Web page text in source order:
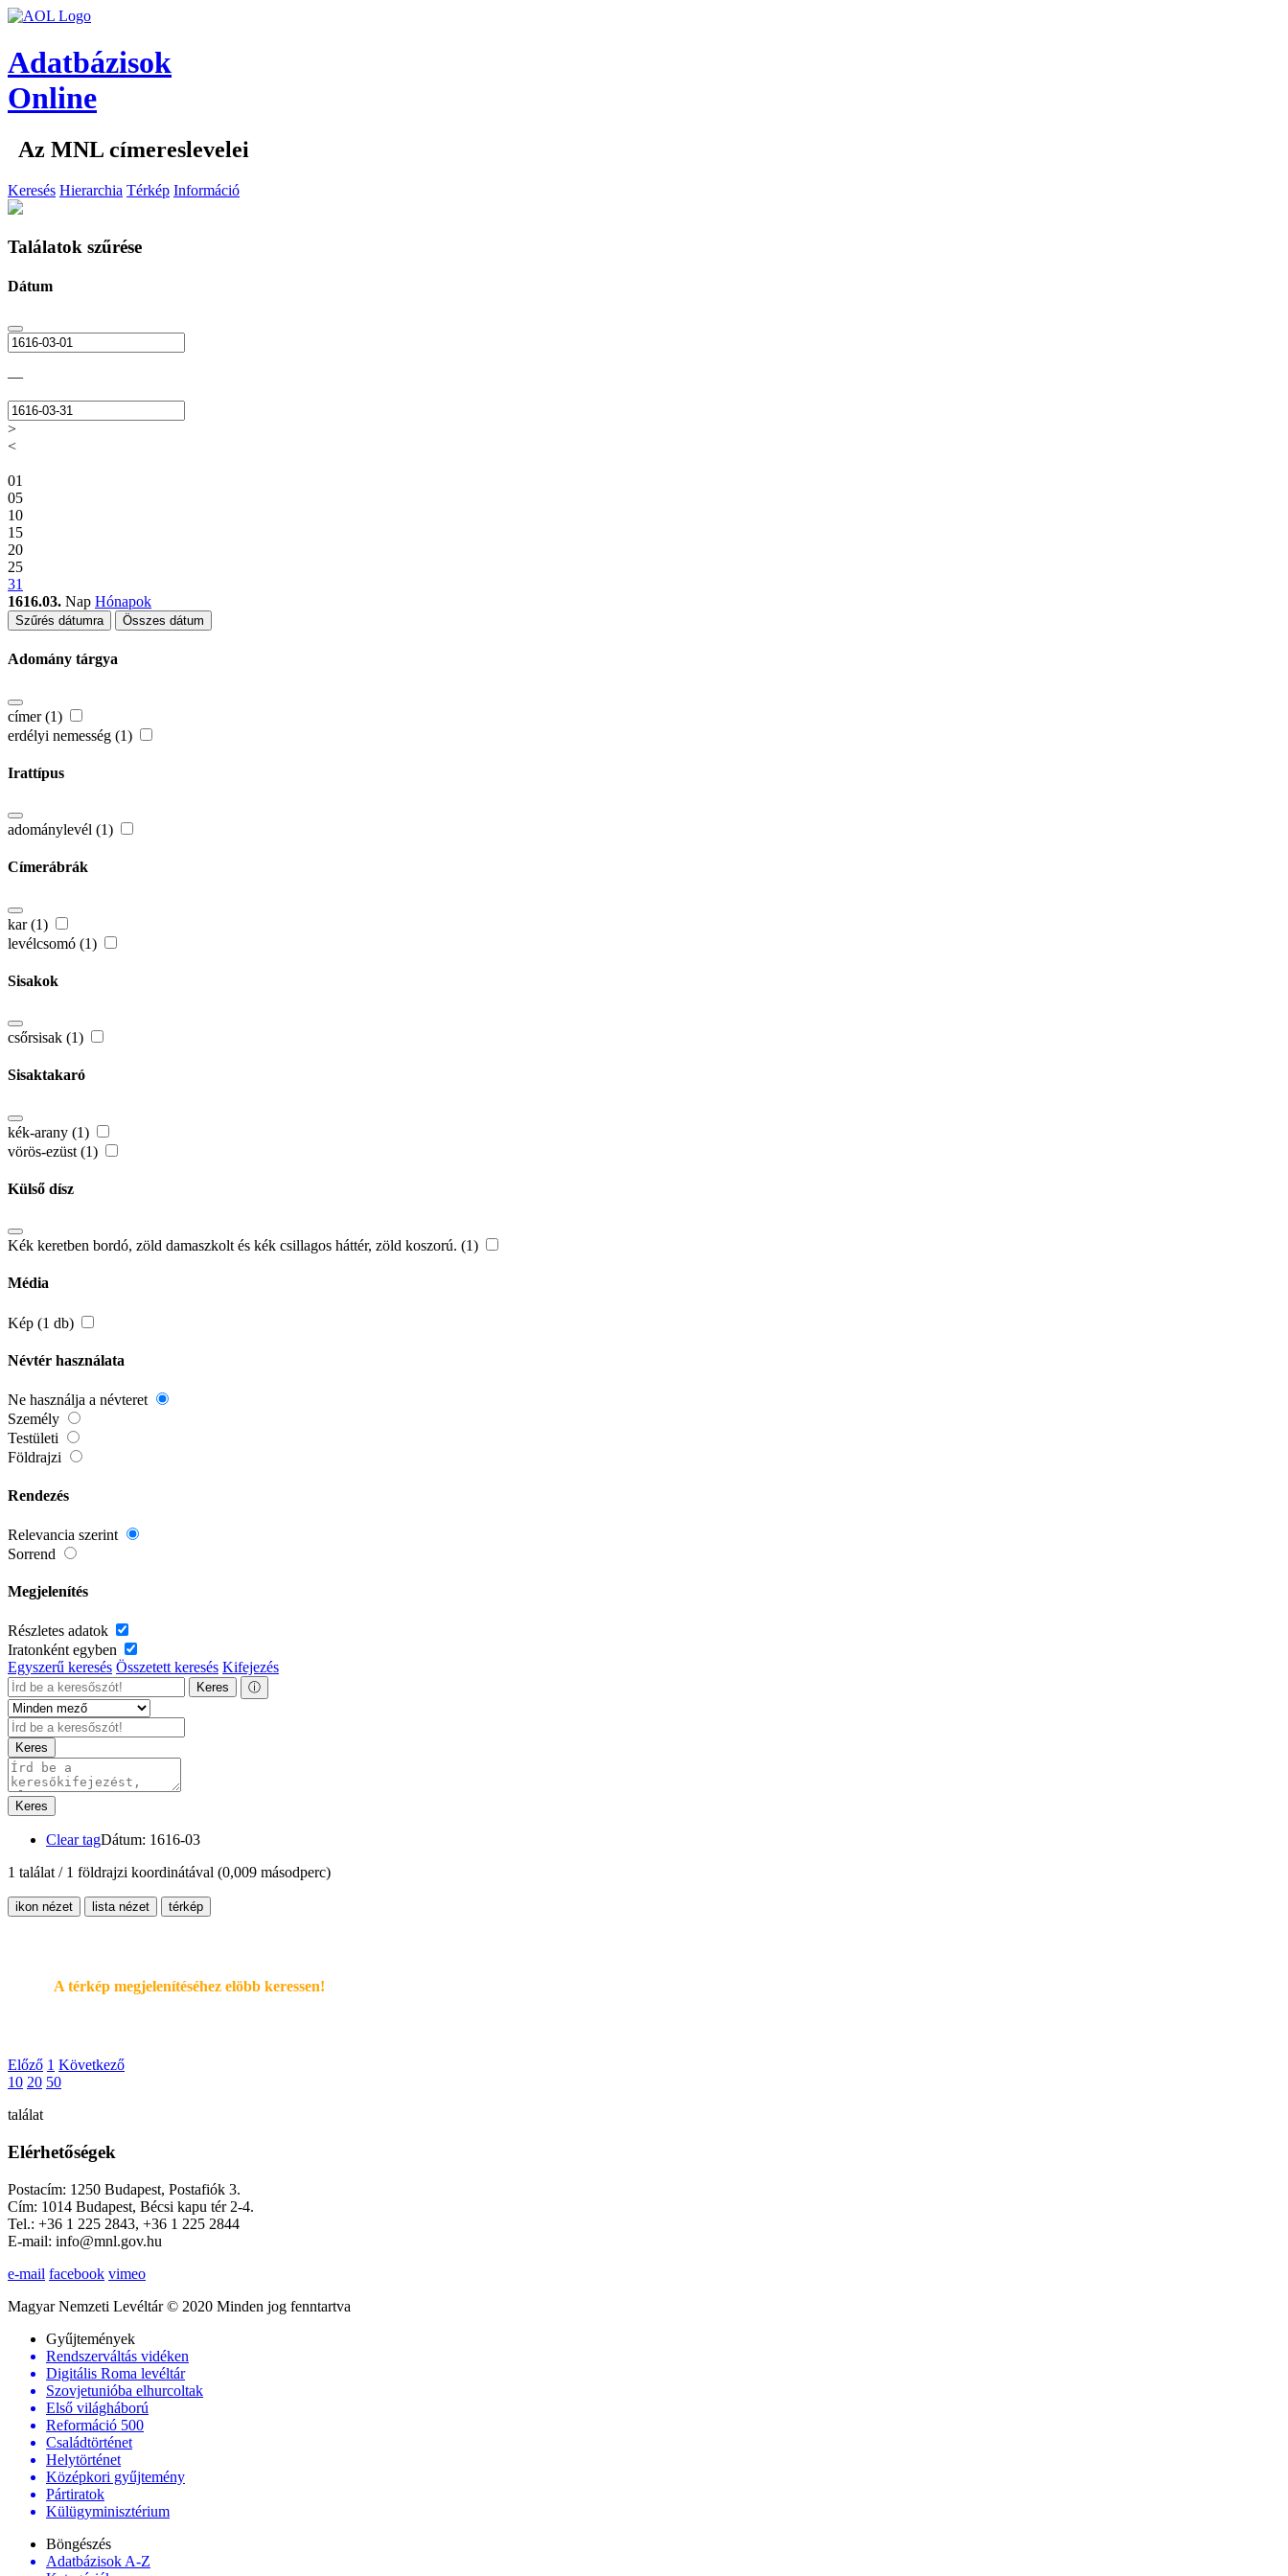
Adatbázisok
Online
Az MNL címereslevelei
Keresés Hierarchia Térkép Információ
Találatok szűrése
Dátum
—
>
<
01
05
10
15
20
25
31
1616.03. Nap Hónapok
Szűrés dátumra Összes dátum
Adomány tárgya
címer (1)
erdélyi nemesség (1)
Irattípus
adománylevél (1)
Címerábrák
kar (1)
levélcsomó (1)
Sisakok
csőrsisak (1)
Sisaktakaró
kék-arany (1)
vörös-ezüst (1)
Külső dísz
Kék keretben bordó, zöld damaszkolt és kék csillagos háttér, zöld koszorú. (1)
Média
Kép (1 db)
Névtér használata
Ne használja a névteret
Személy
Testületi
Földrajzi
Rendezés
Relevancia szerint
Sorrend
Megjelenítés
Részletes adatok
Iratonként egyben
Egyszerű keresés Összetett keresés Kifejezés
Keres ⓘ
Keres
Keres
Clear tagDátum: 1616-03
1 találat / 1 földrajzi koordinátával (0,009 másodperc)
ikon nézet lista nézet térkép
A térkép megjelenítéséhez elöbb keressen!
Előző 1 Következő
10 20 50
találat
Elérhetőségek
Postacím: 1250 Budapest, Postafiók 3.
Cím: 1014 Budapest, Bécsi kapu tér 2-4.
Tel.: +36 1 225 2843, +36 1 225 2844
E-mail: info@mnl.gov.hu
e-mail facebook vimeo
Magyar Nemzeti Levéltár © 2020 Minden jog fenntartva
Gyűjtemények
Rendszerváltás vidéken
Digitális Roma levéltár
Szovjetunióba elhurcoltak
Első világháború
Reformáció 500
Családtörténet
Helytörténet
Középkori gyűjtemény
Pártiratok
Külügyminisztérium
Böngészés
Adatbázisok A-Z